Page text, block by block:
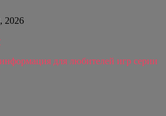
2026
для любителей игр серии